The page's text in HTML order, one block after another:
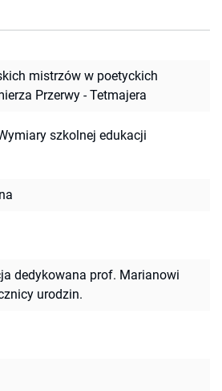
mistrzów w poetyckich
Przerwy - Tetmajera
szkolnej edukacji
dedykowana prof. Marianowi
urodzin.